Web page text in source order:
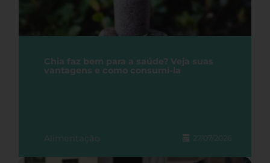
Chia faz bem para a saúde? Veja suas
vantagens e como consumi-la
Alimentação 27/07/2026